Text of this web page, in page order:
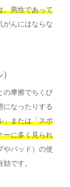
、男性であって
がんにはならな
の摩擦でちくび
になったりする
」または「スポ
ーに多く見られ
やパッド）の使
です。